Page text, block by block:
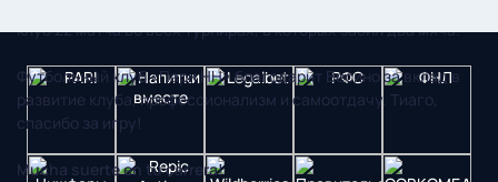
клуб 22 матча во всех турнирах, в которых забил два мяча.
Футбольный клуб «Пари НН» благодарит Весино за вклад в
развитие клуба, профессионализм и самоотдачу. Тиаго,
спасибо за игру!
Mucha suerte en tu carrera!